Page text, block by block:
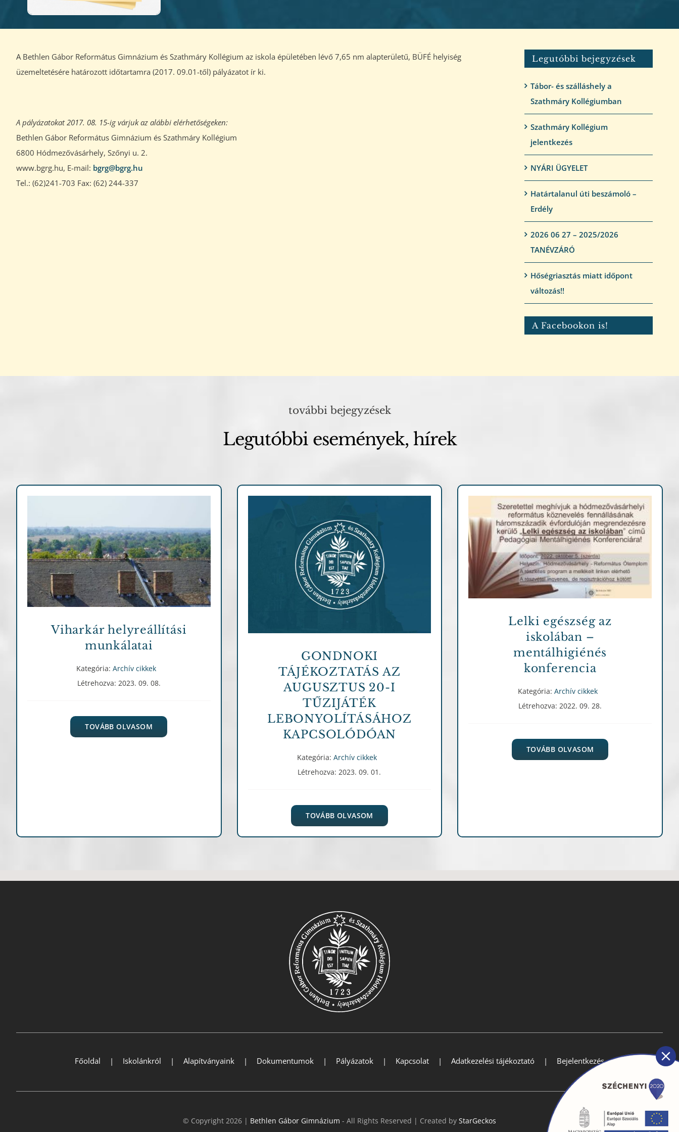
A Bethlen Gábor Református Gimnázium és Szathmáry Kollégium az iskola épületében lévő 7,65 nm alapterületű, BÜFÉ helyiség
üzemeltetésére határozott időtartamra (2017. 09.01-től) pályázatot ír ki.
A pályázatokat 2017. 08. 15-ig várjuk az alábbi elérhetőségeken:
Bethlen Gábor Református Gimnázium és Szathmáry Kollégium
6800 Hódmezővásárhely, Szőnyi u. 2.
www.bgrg.hu, E-mail: bgrg@bgrg.hu
Tel.: (62)241-703 Fax: (62) 244-337
Legutóbbi bejegyzések
Tábor- és szálláshely a
Szathmáry Kollégiumban
Szathmáry Kollégium
jelentkezés
NYÁRI ÜGYELET
Határtalanul úti beszámoló –
Erdély
2026 06 27 – 2025/2026
TANÉVZÁRÓ
Hőségriasztás miatt időpont
változás!!
A Facebookon is!
további bejegyzések
Legutóbbi események, hírek
Archív cikkek
Viharkár helyreállítási
munkálatai
Kategória:Archív cikkek
Létrehozva: 2023. 09. 08.
TOVÁBB OLVASOM
Archív cikkek
GONDNOKI
TÁJÉKOZTATÁS AZ
AUGUSZTUS 20-I
TŰZIJÁTÉK
LEBONYOLÍTÁSÁHOZ
KAPCSOLÓDÓAN
Kategória: Archív cikkek
Létrehozva: 2023. 09. 01.
TOVÁBB OLVASOM
Archív cikkek
Lelki egészség az
iskolában –
mentálhigiénés
konferencia
Kategória: Archív cikkek
Létrehozva: 2022. 09. 28.
TOVÁBB OLVASOM
Főoldal Iskolánkról Alapítványaink Dokumentumok Pályázatok Kapcsolat Adatkezelési tájékoztató Bejelentkezés
© Copyright 2026 | Bethlen Gábor Gimnázium - All Rights Reserved | Created by StarGeckos